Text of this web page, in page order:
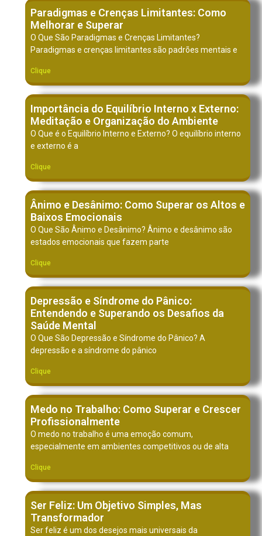
Paradigmas e Crenças Limitantes: Como
Melhorar e Superar
O Que São Paradigmas e Crenças Limitantes?
Paradigmas e crenças limitantes são padrões mentais e
Clique
Importância do Equilíbrio Interno x Externo:
Meditação e Organização do Ambiente
O Que é o Equilíbrio Interno e Externo? O equilíbrio interno
e externo é a
Clique
Ânimo e Desânimo: Como Superar os Altos e
Baixos Emocionais
O Que São Ânimo e Desânimo? Ânimo e desânimo são
estados emocionais que fazem parte
Clique
Depressão e Síndrome do Pânico:
Entendendo e Superando os Desafios da
Saúde Mental
O Que São Depressão e Síndrome do Pânico? A
depressão e a síndrome do pânico
Clique
Medo no Trabalho: Como Superar e Crescer
Profissionalmente
O medo no trabalho é uma emoção comum,
especialmente em ambientes competitivos ou de alta
Clique
Ser Feliz: Um Objetivo Simples, Mas
Transformador
Ser feliz é um dos desejos mais universais da